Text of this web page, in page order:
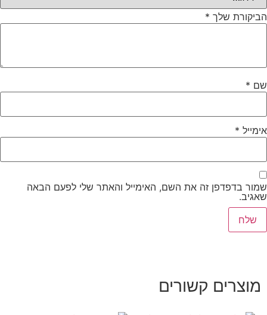
הביקורת שלך *
שם *
אימייל *
שמור בדפדפן זה את השם, האימייל והאתר שלי לפעם הבאה
שאגיב.
מוצרים קשורים